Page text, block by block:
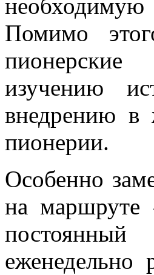
Помимо
пионерские
изучению
внедрению в
пионерии.
Особенно
на маршруте
еженедельно